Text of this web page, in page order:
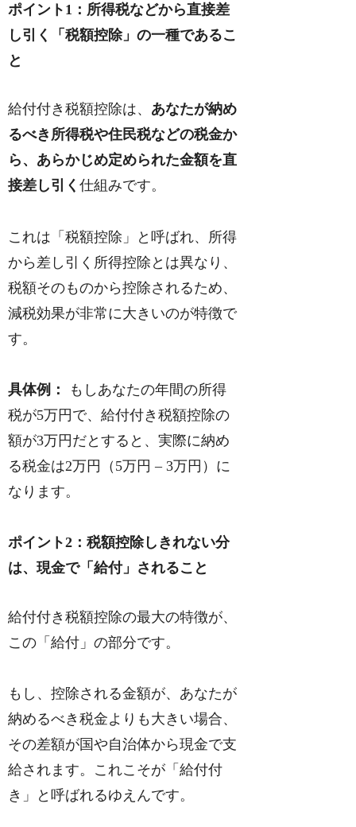
ポイント1：所得税などから直接差
し引く「税額控除」の一種であるこ
と
給付付き税額控除は、 あなたが納め
るべき所得税や住民税などの税金か
ら、あらかじめ定められた金額を直
接差し引く仕組みです。
これは「税額控除」と呼ばれ、所得
から差し引く所得控除とは異なり、
税額そのものから控除されるため、
減税効果が非常に大きいのが特徴で
す。
具体例：
もしあなたの年間の所得
税が5万円で、給付付き税額控除の
額が3万円だとすると、実際に納め
る税金は2万円（5万円 – 3万円）に
なります。
ポイント2：税額控除しきれない分
は、現金で「給付」されること
給付付き税額控除の最大の特徴が、
この「給付」の部分です。
もし、控除される金額が、あなたが
納めるべき税金よりも大きい場合、
その差額が国や自治体から現金で支
給されます。これこそが「給付付
き」と呼ばれるゆえんです。